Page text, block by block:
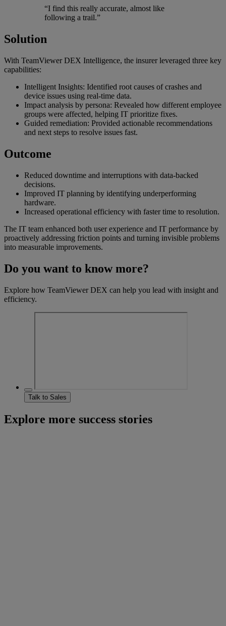
“I find this really accurate, almost like
following a trail.”
Solution
With TeamViewer DEX Intelligence, the insurer leveraged three key
capabilities:
Intelligent Insights: Identified root causes of crashes and
device issues using real-time data.
Impact analysis by persona: Revealed how different employee
groups were affected, helping IT prioritize fixes.
Guided remediation: Provided actionable recommendations
and next steps to resolve issues fast.
Outcome
Reduced downtime and interruptions with data-backed
decisions.
Improved IT planning by identifying underperforming
hardware.
Increased operational efficiency with faster time to resolution.
The IT team enhanced both user experience and IT performance by
proactively addressing friction points and turning invisible problems
into measurable improvements.
Do you want to know more?
Explore how TeamViewer DEX can help you lead with insight and
efficiency.
Talk to Sales
Explore more success stories